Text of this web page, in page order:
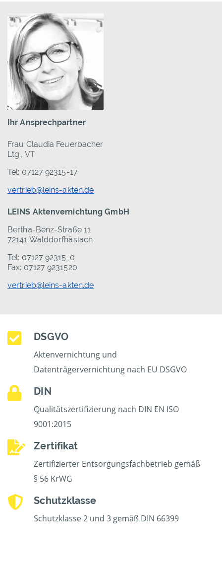
Ihr Ansprechpartner
Frau Claudia Feuerbacher
Ltg., VT
Tel: 07127 92315-17
vertrieb@leins-akten.de
LEINS Aktenvernichtung GmbH
Bertha-Benz-Straße 11
72141 Walddorfhäslach
Tel: 07127 92315-0
Fax: 07127 9231520
vertrieb@leins-akten.de
DSGVO
Aktenvernichtung und
Datenträgervernichtung nach EU DSGVO
DIN
Qualitätszertifizierung nach DIN EN ISO
9001:2015
Zertifikat
Zertifizierter Entsorgungsfachbetrieb gemäß
§ 56 KrWG
Schutzklasse
Schutzklasse 2 und 3 gemäß DIN 66399